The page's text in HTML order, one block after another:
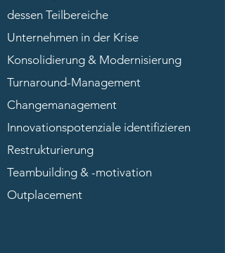
dessen Teilbereiche
Unternehmen in der Krise
Konsolidierung & Modernisierung
Turnaround-Management
Changemanagement
Innovationspotenziale identifizieren
Restrukturierung
Teambuilding & -motivation
Outplacement